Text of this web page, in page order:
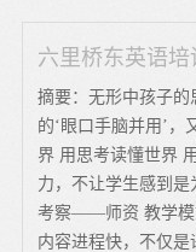
六里桥东英语培
摘要：无形中孩子的
的‘眼口手脑并用’
界 用思考读懂世界
力，不让学生感到
考察——师资 教学模
内容进程快，不仅是